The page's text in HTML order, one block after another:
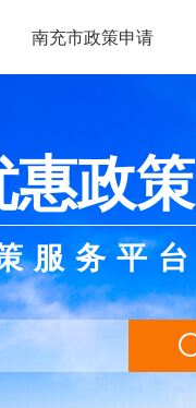
南充市政策申请
政策
服务平台